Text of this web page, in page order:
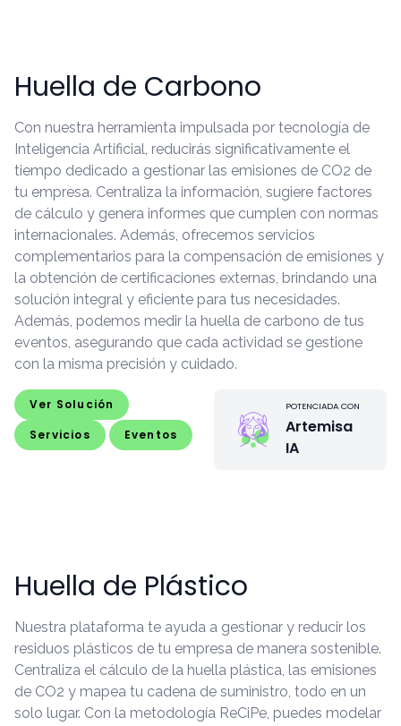
Huella de Carbono
Con nuestra herramienta impulsada por tecnología de
Inteligencia Artificial, reducirás significativamente el
tiempo dedicado a gestionar las emisiones de CO2 de
tu empresa. Centraliza la información, sugiere factores
de cálculo y genera informes que cumplen con normas
internacionales. Además, ofrecemos servicios
complementarios para la compensación de emisiones y
la obtención de certificaciones externas, brindando una
solución integral y eficiente para tus necesidades.
Además, podemos medir la huella de carbono de tus
eventos, asegurando que cada actividad se gestione
con la misma precisión y cuidado.
Ver Solución
Servicios
Eventos
POTENCIADA CON
Artemisa
IA
Huella de Plástico
Nuestra plataforma te ayuda a gestionar y reducir los
residuos plásticos de tu empresa de manera sostenible.
Centraliza el cálculo de la huella plástica, las emisiones
de CO2 y mapea tu cadena de suministro, todo en un
solo lugar. Con la metodología ReCiPe, puedes modelar